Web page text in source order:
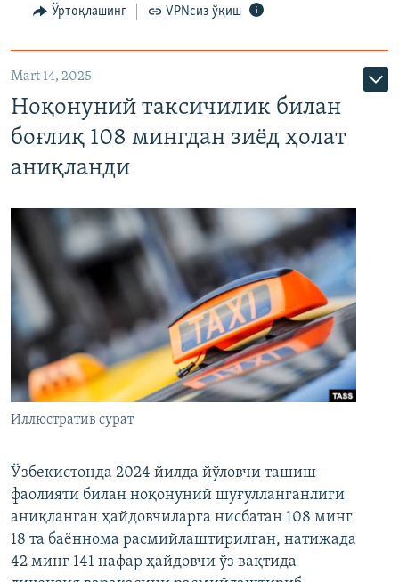
Ўртоқлашинг VPNсиз ўқиш
Mart 14, 2025
Ноқонуний таксичилик билан
боғлиқ 108 мингдан зиёд ҳолат
аниқланди
Иллюстратив сурат
Ўзбекистонда 2024 йилда йўловчи ташиш
фаолияти билан ноқонуний шуғулланганлиги
аниқланган ҳайдовчиларга нисбатан 108 минг
18 та баённома расмийлаштирилган, натижада
42 минг 141 нафар ҳайдовчи ўз вақтида